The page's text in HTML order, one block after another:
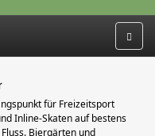
für Freizeitsport
Inline-Skaten auf bestens
Biergärten und